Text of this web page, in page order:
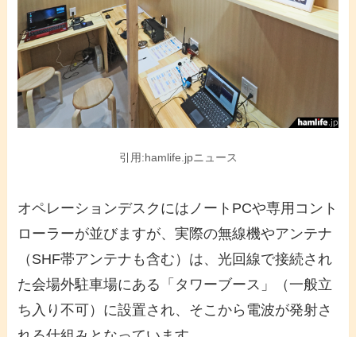
引用:hamlife.jpニュース
オペレーションデスクにはノートPCや専用コント
ローラーが並びますが、実際の無線機やアンテナ
（SHF帯アンテナも含む）は、光回線で接続され
た会場外駐車場にある「タワーブース」（一般立
ち入り不可）に設置され、そこから電波が発射さ